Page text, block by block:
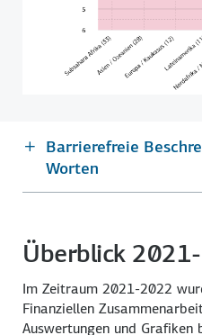
Barrierefreie
Worten
Überblick
Im Zeitraum 2021-2022
Finanziellen
Auswertungen und Grafiken